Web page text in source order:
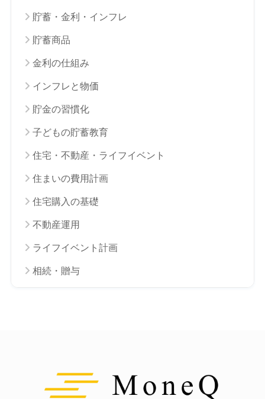
貯蓄・金利・インフレ
貯蓄商品
金利の仕組み
インフレと物価
貯金の習慣化
子どもの貯蓄教育
住宅・不動産・ライフイベント
住まいの費用計画
住宅購入の基礎
不動産運用
ライフイベント計画
相続・贈与